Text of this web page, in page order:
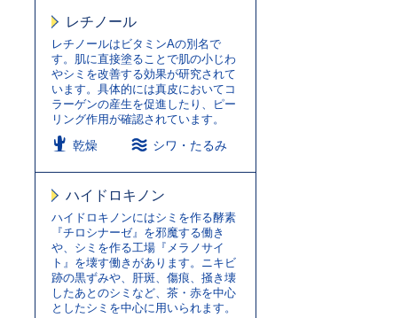
レチノール
レチノールはビタミンAの別名で
す。肌に直接塗ることで肌の小じわ
やシミを改善する効果が研究されて
います。具体的には真皮においてコ
ラーゲンの産生を促進したり、ピー
リング作用が確認されています。
乾燥 シワ・たるみ
ハイドロキノン
ハイドロキノンにはシミを作る酵素
『チロシナーゼ』を邪魔する働き
や、シミを作る工場『メラノサイ
ト』を壊す働きがあります。ニキビ
跡の黒ずみや、肝斑、傷痕、掻き壊
したあとのシミなど、茶・赤を中心
としたシミを中心に用いられます。